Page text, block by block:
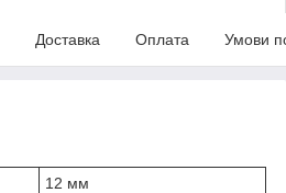
Доставка Оплата Умови
12 мм